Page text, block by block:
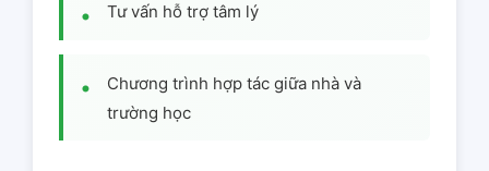
Tư vấn hỗ trợ tâm lý
Chương trình hợp tác giữa nhà và
trường học